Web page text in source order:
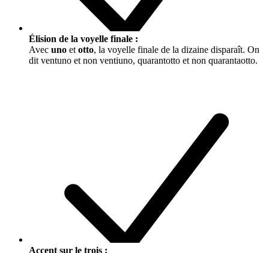
Élision de la voyelle finale :
Avec uno et otto, la voyelle finale de la dizaine disparaît. On
dit ventuno et non ventiuno, quarantotto et non quarantaotto.
Accent sur le trois :